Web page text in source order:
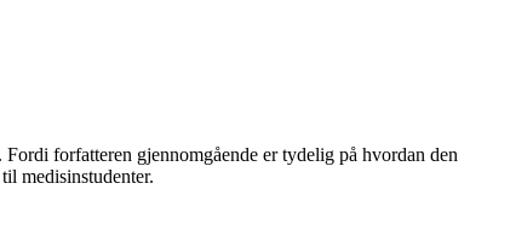
forfatteren gjennomgående er tydelig på hvordan den
medisinstudenter.